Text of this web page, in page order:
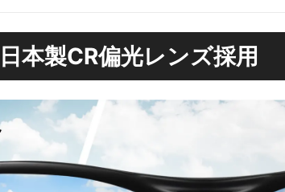
本製CR偏光レンズ採用